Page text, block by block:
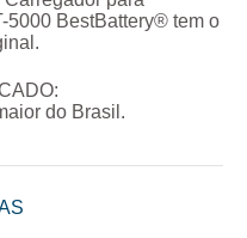
5000 BestBattery® tem o
do Brasil.